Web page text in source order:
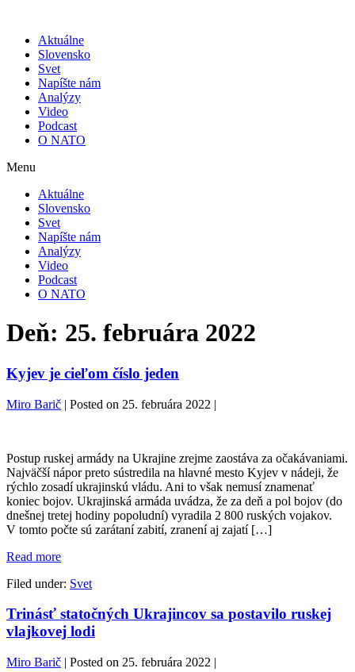
contentAktuálne
Slovensko
Svet
Napíšte nám
Analýzy
Video
Podcast
O NATO
Menu
Aktuálne
Slovensko
Svet
Napíšte nám
Analýzy
Video
Podcast
O NATO
Deň: 25. februára 2022
Kyjev je cieľom číslo jeden
Miro Barič | Posted on 25. februára 2022 |
cieľom
číslo
jeden
Postup ruskej armády na Ukrajine zrejme zaostáva za očakávaniami.
Najväčší nápor preto sústredila na hlavné mesto Kyjev v nádeji, že
rýchlo zosadí ukrajinskú vládu. Ani to však nemusí znamenať
koniec bojov. Ukrajinská armáda uvádza, že za deň a pol bojov (do
dnešnej tretej hodiny popoludní) vyradila 2 800 ruských vojakov.
V tomto počte sú zarátaní zabití, zranení aj zajatí […]
Read moreKyjev
cieľom
jeden
Filed under: Svet
Trinásť statočných Ukrajincov sa postavilo ruskej
vlajkovej lodi
Miro Barič | Posted on 25. februára 2022 |